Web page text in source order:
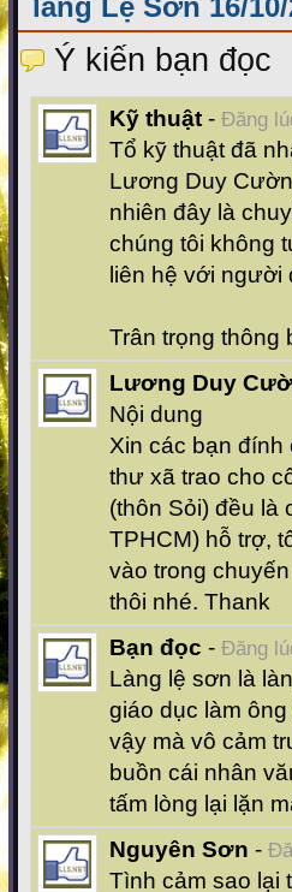
Ý kiến bạn đọc
Kỹ thuật - Đăng
Tổ kỹ thuật đã
Lương Duy
nhiên đây là
chúng tôi không
liên hệ với người
Trân trọng thông
Lương Duy
Nội dung
Xin các bạn đính
thư xã trao cho
(thôn Sỏi) đều là
TPHCM) hỗ trợ,
vào trong
thôi nhé. Thank
Bạn đọc - Đăng
Làng lệ sơn là
giáo dục làm
vậy mà vô cảm
buồn cái nhân
tấm lòng lại lặn
Nguyên Sơn -
Tình cảm sao lại